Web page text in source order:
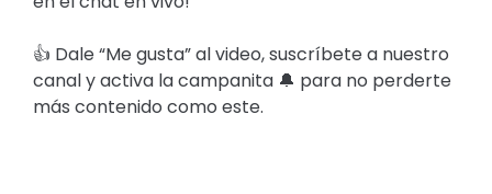
👍 Dale “Me gusta” al video, suscríbete a nuestro
canal y activa la campanita 🔔 para no perderte
más contenido como este.